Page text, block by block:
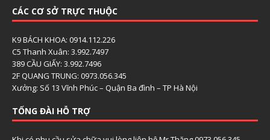
CÁC CƠ SỞ TRỰC THUỘC
K9 BÁCH KHOA: 0914.112.226
C5 Thanh Xuân: 3.992.7497
389 CẦU GIẤY: 3.992.7496
2F QUANG TRUNG: 0973.056.345
Xưởng: Số 13 Vĩnh Phúc – Quận Ba đình – TP Hà Nội
TỔNG ĐÀI HỖ TRỢ